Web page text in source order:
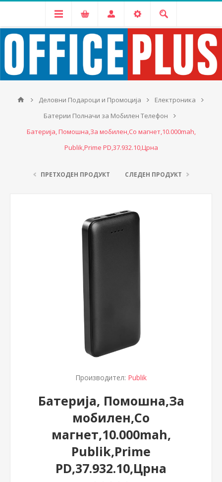
Деловни Подароци и Промоција
Електроника
Батерии Полначи за Мобилен Телефон
Батерија, Помошна,За мобилен,Со магнет,10.000mah,
Publik,Prime PD,37.932.10,Црна
ПРЕТХОДЕН ПРОДУКТ СЛЕДЕН ПРОДУКТ
Производител: Publik
Батерија, Помошна,За
мобилен,Со
магнет,10.000mah,
Publik,Prime
PD,37.932.10,Црна